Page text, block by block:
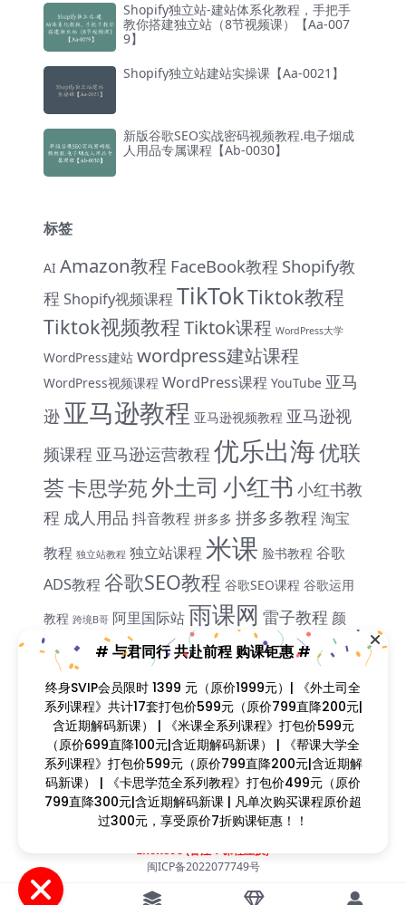
Shopify独立站-建站体系化教程，手把手
教你搭建独立站（8节视频课）【Aa-007
9】
Shopify独立站建站实操课【Aa-0021】
新版谷歌SEO实战密码视频教程.电子烟成
人用品专属课程【Ab-0030】
标签
AI Amazon教程 FaceBook教程 Shopify教
程 Shopify视频课程 TikTokTiktok教程
Tiktok视频教程Tiktok课程 WordPress大学
WordPress建站 wordpress建站课程
WordPress视频课程 WordPress课程 YouTube 亚马
逊 亚马逊教程 亚马逊视频教程 亚马逊视
频课程 亚马逊运营教程 优乐出海优联
荟卡思学苑外土司 小红书 小红书教
程 成人用品 抖音教程 拼多多 拼多多教程 淘宝
教程 独立站教程 独立站课程 米课 脸书教程 谷歌
ADS教程 谷歌SEO教程 谷歌SEO课程 谷歌运用
教程 跨境B哥 阿里国际站雨课网 雷子教程 颜
Sir
飞橙教育
课程简介
课程目录
Copyright © 2023找课程网- All rights reserved
zkcw598 (备注：课程互换)
闽ICP备2022077749号
# 与君同行 共赴前程 购课钜惠 #
终身SVIP会员限时 1399 元（原价1999元）| 《外土司全
系列课程》共计17套打包价599元（原价799直降200元|
含近期解码新课） | 《米课全系列课程》打包价599元
（原价699直降100元|含近期解码新课） | 《帮课大学全
系列课程》打包价599元（原价799直降200元|含近期解
码新课） | 《卡思学范全系列教程》打包价499元（原价
799直降300元|含近期解码新课 | 凡单次购买课程原价超
过300元，享受原价7折购课钜惠！！